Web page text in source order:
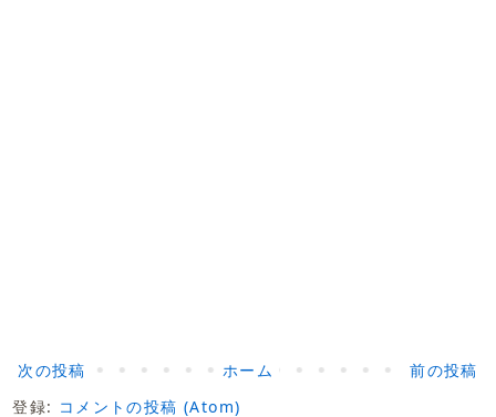
次の投稿 前の投稿
ホーム
登録: コメントの投稿 (Atom)